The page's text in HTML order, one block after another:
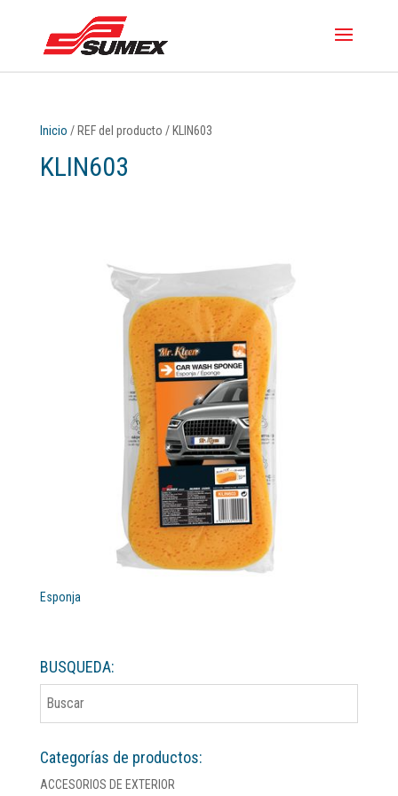
Inicio / REF del producto / KLIN603
KLIN603
Esponja
BUSQUEDA:
Categorías de productos:
ACCESORIOS DE EXTERIOR